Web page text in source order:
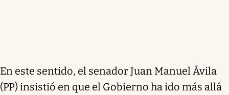
En este sentido, el senador Juan Manuel Ávila
(PP) insistió en que el Gobierno ha ido más allá